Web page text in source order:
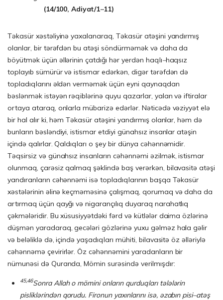
(14/100, Adiyat/1–11)
Təkasür xəstəliyinə yaxalanaraq, Təkasür atəşini yandırmış
olanlar, bir tərəfdən bu atəşi söndürməmək və daha da
böyütmək üçün əllərinin çatdığı hər yerdən haqlı–haqsız
toplayıb sümürür və istismar edərkən, digər tərəfdən də
topladıqlarını əldən verməmək üçün eyni qaynaqdan
bəslənmək istəyən rəqiblərinə quyu qazarlar, yalan və iftiralar
ortaya ataraq, onlarla mübarizə edərlər. Nəticədə vəziyyət elə
bir hal alır ki, həm Təkasür atəşini yandırmış olanlar, həm də
bunların bəsləndiyi, istismar etdiyi günahsız insanlar atəşin
içində qalırlar. Qaldıqları o şey bir dünya cəhənnəmidir.
Təqsirsiz və günahsız insanların cəhənnəmi əzilmək, istismar
olunmaq, çarəsiz qalmaq şəklində baş verərkən, bilavasitə atəşi
yandıranların cəhənnəmi isə topladıqlarının başqa Təkasür
xəstələrinin əlinə keçməməsinə çalışmaq, qorumaq və daha da
artırmaq üçün qayğı və nigarançılıq duyaraq narahatlıq
çəkmələridir. Bu xüsusiyyətdəki fərd və kütlələr daima özlərinə
düşmən yaradaraq, gecələri gözlərinə yuxu gəlməz hala gəlir
və beləliklə də, içində yaşadıqları mühiti, bilavasitə öz əlləriylə
cəhənnəmə çevirirlər. Öz cəhənnəmini yaradanların bir
nümunəsi də Quranda, Mömin surəsində verilmışdır:
45,46Sonra Allah o mömini onların qurduqları tələlərin
pisliklərindən qorudu. Fironun yaxınlarını isə, əzabın pisi–atəş